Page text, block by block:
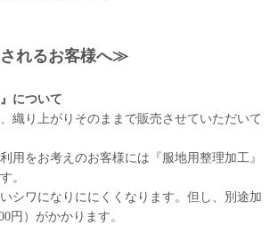
れるお客様へ≫
について
織り上がりそのままで販売させていただいて
用をお考えのお客様には『服地用整理加工』
。
シワになりににくくなります。但し、別途加
円）がかかります。